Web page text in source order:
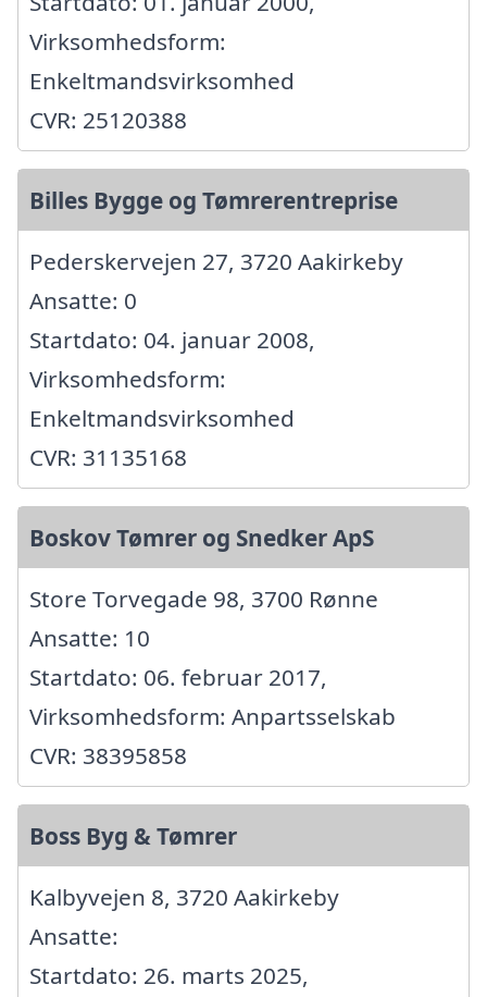
Virksomhedsform:
Enkeltmandsvirksomhed
CVR: 25120388
Billes Bygge og Tømrerentreprise
Pederskervejen 27, 3720 Aakirkeby
Ansatte: 0
Startdato: 04. januar 2008,
Virksomhedsform:
Enkeltmandsvirksomhed
CVR: 31135168
Boskov Tømrer og Snedker ApS
Store Torvegade 98, 3700 Rønne
Ansatte: 10
Startdato: 06. februar 2017,
Virksomhedsform: Anpartsselskab
CVR: 38395858
Boss Byg & Tømrer
Kalbyvejen 8, 3720 Aakirkeby
Ansatte:
Startdato: 26. marts 2025,